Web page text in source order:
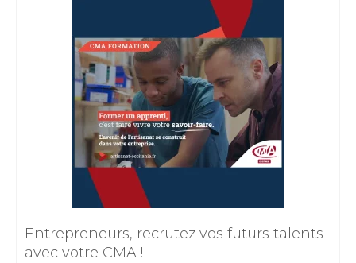
Entrepreneurs, recrutez vos futurs talents
avec votre CMA !